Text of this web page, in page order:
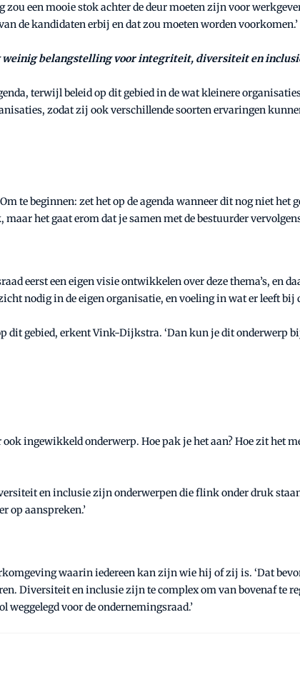
een mooie stok achter de deur moeten zijn voor
de kandidaten erbij en dat zou moeten worden voorkomen.’
weinig belangstelling voor integriteit, diversiteit en
terwijl beleid op dit gebied in de wat kleinere
zodat zij ook verschillende soorten ervaringen
te beginnen: zet het op de agenda wanneer dit nog niet het
het gaat erom dat je samen met de bestuurder
eerst een eigen visie ontwikkelen over deze thema’s, en
nodig in de eigen organisatie, en voeling in wat er leeft bij
gebied, erkent Vink-Dijkstra. ‘Dan kun je dit onderwerp
ingewikkeld onderwerp. Hoe pak je het aan? Hoe zit het
en inclusie zijn onderwerpen die flink onder druk
op aanspreken.’
waarin iedereen kan zijn wie hij of zij is. ‘Dat
en inclusie zijn te complex om van bovenaf te
voor de ondernemingsraad.’